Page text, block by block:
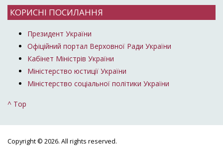
КОРИСНІ ПОСИЛАННЯ
Президент України
Офіційний портал Верховної Ради України
Кабінет Міністрів України
Міністерство юстиції України
Міністерство соціальної політики України
^ Top
Copyright © 2026. All rights reserved.